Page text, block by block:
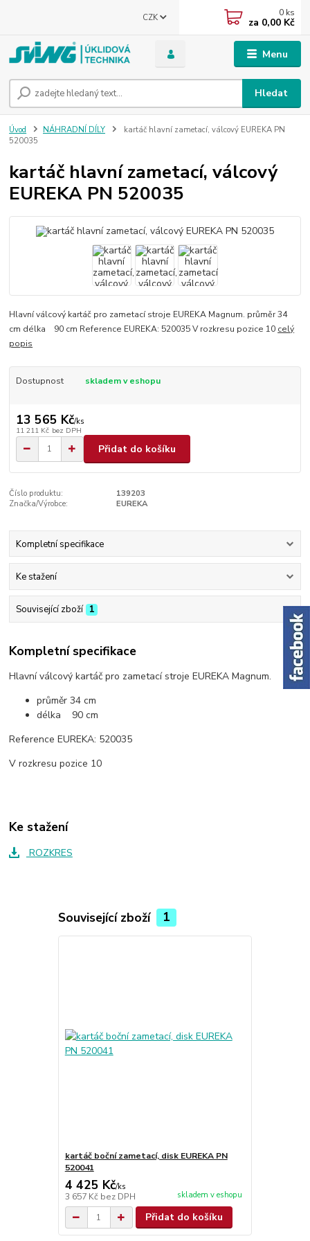
Menu
CZK
Hledat
0 ks
za 0,00 Kč
Úvod NÁHRADNÍ DÍLY
kartáč hlavní zametací, válcový EUREKA PN
520035
kartáč hlavní zametací, válcový
EUREKA PN 520035
Hlavní válcový kartáč pro zametací stroje EUREKA Magnum. průměr 34
cm délka 90 cm Reference EUREKA: 520035 V rozkresu pozice 10 celý
popis
Dostupnost skladem v eshopu
13 565 Kč/ks
11 211 Kč bez DPH
Přidat do košíku
Číslo produktu:
139203
Značka/Výrobce:
EUREKA
Kompletní specifikace
Ke stažení
Související zboží 1
Kompletní specifikace
Hlavní válcový kartáč pro zametací stroje EUREKA Magnum.
průměr 34 cm
délka 90 cm
Reference EUREKA: 520035
V rozkresu pozice 10
Ke stažení
ROZKRES
Související zboží 1
kartáč boční zametací, disk EUREKA PN
520041
4 425 Kč/ks
3 657 Kč bez DPH skladem v eshopu
Přidat do košíku